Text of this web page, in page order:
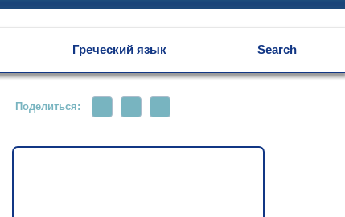
Греческий язык Search
Поделиться: